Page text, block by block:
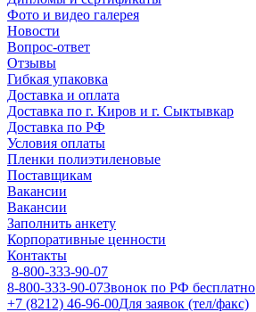
Фото и видео галерея
Новости
Вопрос-ответ
Отзывы
Гибкая упаковка
Доставка и оплата
Доставка по г. Киров и г. Сыктывкар
Доставка по РФ
Условия оплаты
Пленки полиэтиленовые
Поставщикам
Вакансии
Вакансии
Заполнить анкету
Корпоративные ценности
Контакты
8-800-333-90-07
8-800-333-90-07Звонок по РФ бесплатно
+7 (8212) 46-96-00Для заявок (тел/факс)